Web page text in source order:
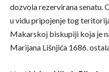
dozvola rezervirana senatu.
u vidu pripojenje tog
Makarskoj biskupiji koja je
Marijana Lišnjića 1686.